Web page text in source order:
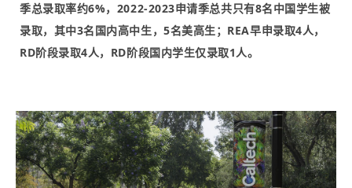
季总录取率约6%，2022-2023申请季总共只有8名中国学生被
录取，其中3名国内高中生，5名美高生；REA早申录取4人，
RD阶段录取4人，RD阶段国内学生仅录取1人。